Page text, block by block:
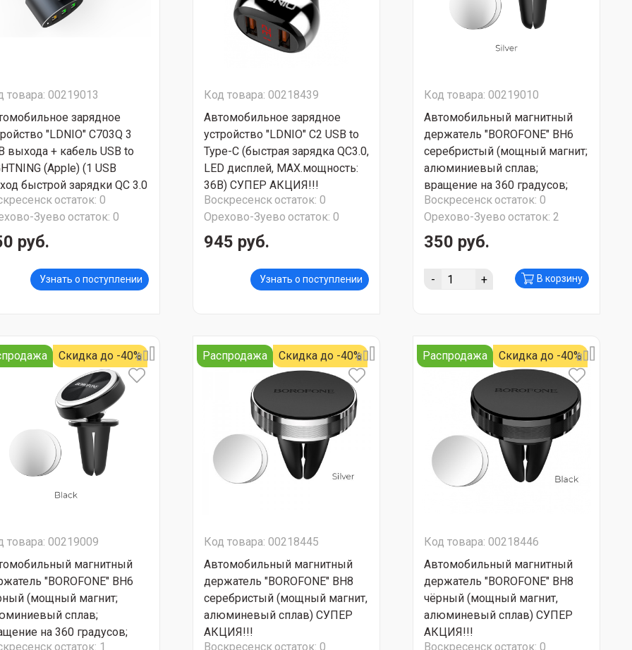
товара: 00219013
зарядное
"LDNIO" C703Q 3
выхода + кабель USB to
(Apple) (1 USB
быстрой зарядки QC 3.0
USB выхода Auto-ID)
АКЦИЯ!!!
остаток: 0
Зуево остаток: 0
руб.
Узнать о поступлении
Код товара: 00218439
Автомобильное зарядное
устройство "LDNIO" С2 USB to
Type-C (быстрая зарядка QC3.0,
LED дисплей, МАХ.мощность:
36В) СУПЕР АКЦИЯ!!!
Воскресенскостаток: 0
Орехово-Зуево остаток: 0
945 руб.
Узнать о поступлении
Код товара: 00219010
Автомобильный магнитный
держатель "BOROFONE" BH6
серебристый (мощный магнит;
алюминиевый сплав;
вращение на 360 градусов;
долгий срок службы) СУПЕР
АКЦИЯ!!!
Воскресенскостаток: 0
Орехово-Зуево остаток: 2
350 руб.
- + В корзину
Скидка до -40%
товара: 00219009
магнитный
"BOROFONE" BH6
(мощный магнит;
сплав;
на 360 градусов;
остаток: 1
Распродажа Скидка до -40%
Код товара: 00218445
Автомобильный магнитный
держатель "BOROFONE" BH8
серебристый (мощный магнит,
алюминевый сплав) СУПЕР
АКЦИЯ!!!
Воскресенскостаток: 0
Распродажа Скидка до -40%
Код товара: 00218446
Автомобильный магнитный
держатель "BOROFONE" BH8
чёрный (мощный магнит,
алюминевый сплав) СУПЕР
АКЦИЯ!!!
Воскресенскостаток: 0